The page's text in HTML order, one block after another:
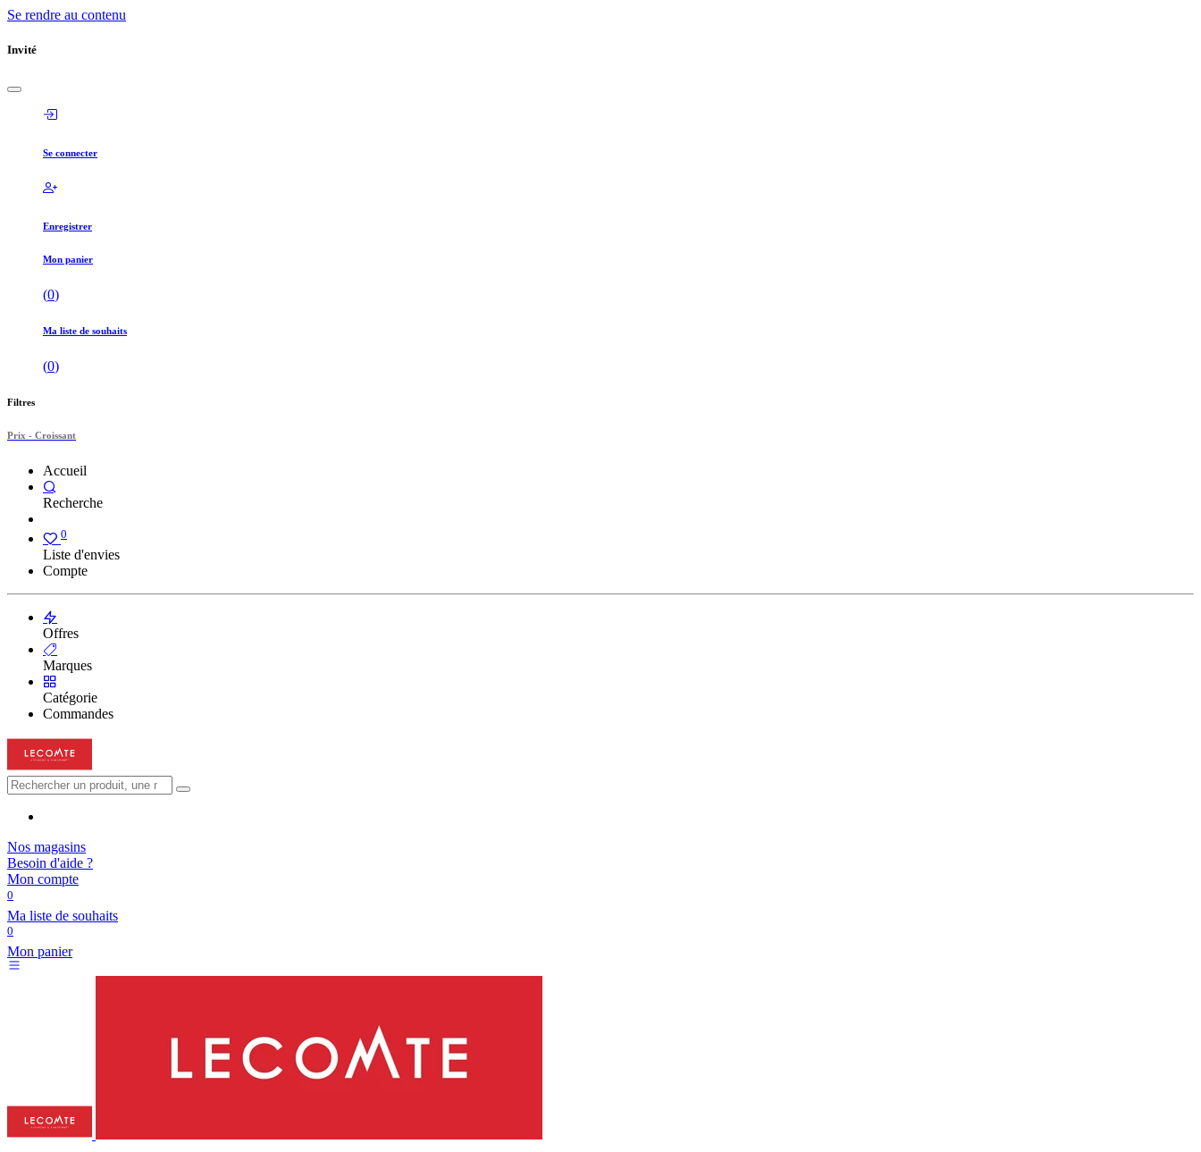
Se rendre au contenu
Invité
Se connecter
Enregistrer
Mon panier
(0)
Ma liste de souhaits
(0)
Filtres
Prix - Croissant
Accueil
Recherche
0
Liste d'envies
Compte
Offres
Marques
Catégorie
Commandes
Nos magasins
Besoin d'aide ?
Mon compte
0
Ma liste de souhaits
0
Mon panier